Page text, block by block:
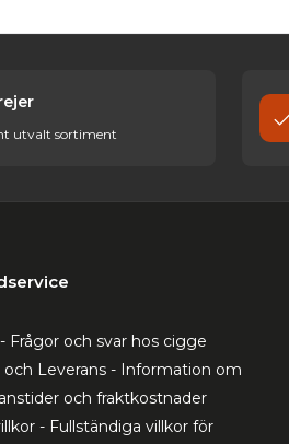
utvalt sortiment
Frågor och svar hos cigge
och Leverans - Information om
och fraktkostnader
- Fullständiga villkor för